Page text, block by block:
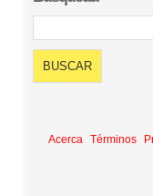
Acerca Términos